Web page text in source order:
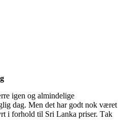
igen og almindelige
dag. Men det har godt nok været
i forhold til Sri Lanka priser.Tak